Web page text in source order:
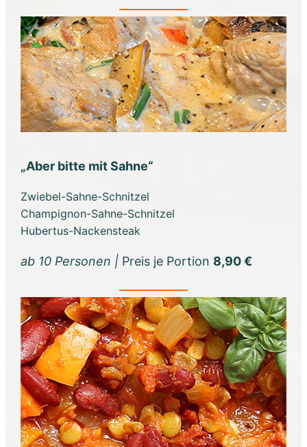
„Aber bitte mit Sahne“
Zwiebel-Sahne-Schnitzel
Champignon-Sahne-Schnitzel
Hubertus-Nackensteak
ab 10 Personen | Preis je Portion 8,90 €